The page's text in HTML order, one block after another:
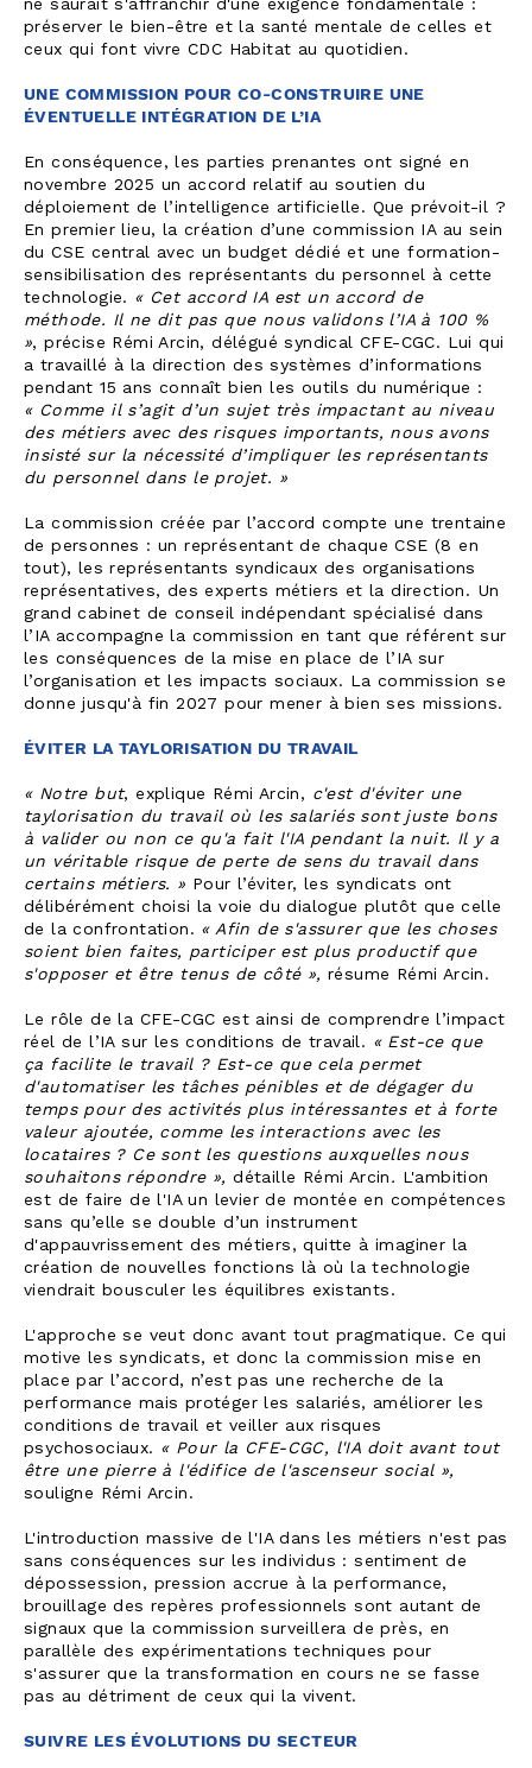
ne saurait s'affranchir d'une exigence fondamentale :
préserver le bien-être et la santé mentale de celles et
ceux qui font vivre CDC Habitat au quotidien.
UNE COMMISSION POUR CO-CONSTRUIRE UNE
ÉVENTUELLE INTÉGRATION DE L’IA
En conséquence, les parties prenantes ont signé en
novembre 2025 un accord relatif au soutien du
déploiement de l’intelligence artificielle. Que prévoit-il ?
En premier lieu, la création d’une commission IA au sein
du CSE central avec un budget dédié et une formation-
sensibilisation des représentants du personnel à cette
technologie. « Cet accord IA est un accord de
méthode. Il ne dit pas que nous validons l’IA à 100 %
», précise Rémi Arcin, délégué syndical CFE-CGC. Lui qui
a travaillé à la direction des systèmes d’informations
pendant 15 ans connaît bien les outils du numérique :
« Comme il s’agit d’un sujet très impactant au niveau
des métiers avec des risques importants, nous avons
insisté sur la nécessité d’impliquer les représentants
du personnel dans le projet. »
La commission créée par l’accord compte une trentaine
de personnes : un représentant de chaque CSE (8 en
tout), les représentants syndicaux des organisations
représentatives, des experts métiers et la direction. Un
grand cabinet de conseil indépendant spécialisé dans
l’IA accompagne la commission en tant que référent sur
les conséquences de la mise en place de l’IA sur
l’organisation et les impacts sociaux. La commission se
donne jusqu'à fin 2027 pour mener à bien ses missions.
ÉVITER LA TAYLORISATION DU TRAVAIL
« Notre but, explique Rémi Arcin, c'est d'éviter une
taylorisation du travail où les salariés sont juste bons
à valider ou non ce qu'a fait l'IA pendant la nuit. Il y a
un véritable risque de perte de sens du travail dans
certains métiers. » Pour l’éviter, les syndicats ont
délibérément choisi la voie du dialogue plutôt que celle
de la confrontation. « Afin de s'assurer que les choses
soient bien faites, participer est plus productif que
s'opposer et être tenus de côté », résume Rémi Arcin.
Le rôle de la CFE-CGC est ainsi de comprendre l’impact
réel de l’IA sur les conditions de travail. « Est-ce que
ça facilite le travail ? Est-ce que cela permet
d'automatiser les tâches pénibles et de dégager du
temps pour des activités plus intéressantes et à forte
valeur ajoutée, comme les interactions avec les
locataires ? Ce sont les questions auxquelles nous
souhaitons répondre »,détaille Rémi Arcin. L'ambition
est de faire de l'IA un levier de montée en compétences
sans qu’elle se double d’un instrument
d'appauvrissement des métiers, quitte à imaginer la
création de nouvelles fonctions là où la technologie
viendrait bousculer les équilibres existants.
L'approche se veut donc avant tout pragmatique. Ce qui
motive les syndicats, et donc la commission mise en
place par l’accord, n’est pas une recherche de la
performance mais protéger les salariés, améliorer les
conditions de travail et veiller aux risques
psychosociaux. « Pour la CFE-CGC, l'IA doit avant tout
être une pierre à l'édifice de l'ascenseur social »,
souligne Rémi Arcin.
L'introduction massive de l'IA dans les métiers n'est pas
sans conséquences sur les individus : sentiment de
dépossession, pression accrue à la performance,
brouillage des repères professionnels sont autant de
signaux que la commission surveillera de près, en
parallèle des expérimentations techniques pour
s'assurer que la transformation en cours ne se fasse
pas au détriment de ceux qui la vivent.
SUIVRE LES ÉVOLUTIONS DU SECTEUR